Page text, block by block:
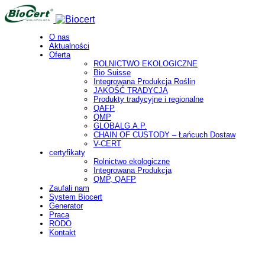
O nas
Aktualności
Oferta
ROLNICTWO EKOLOGICZNE
Bio Suisse
Integrowana Produkcja Roślin
JAKOŚĆ TRADYCJA
Produkty tradycyjne i regionalne
QAFP
QMP
GLOBALG.A.P.
CHAIN OF CUSTODY – Łańcuch Dostaw
V-CERT
certyfikaty
Rolnictwo ekologiczne
Integrowana Produkcja
QMP, QAFP
Zaufali nam
System Biocert
Generator
Praca
RODO
Kontakt